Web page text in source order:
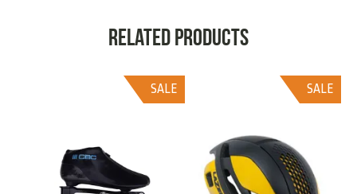
Related products
SALE
SALE